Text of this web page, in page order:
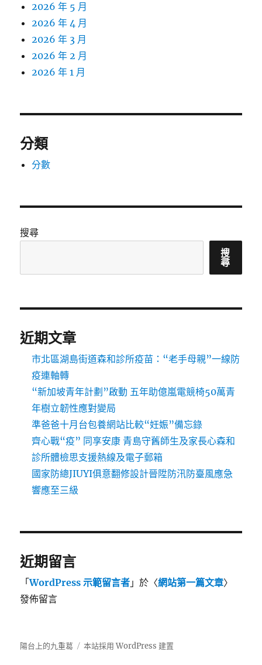
2026 年 5 月
2026 年 4 月
2026 年 3 月
2026 年 2 月
2026 年 1 月
分類
分數
搜尋
搜
尋
近期文章
市北區湖島街道森和診所疫苗：“老手母親”一線防
疫連軸轉
“新加坡青年計劃”啟動 五年助億嵐電競椅50萬青
年樹立韌性應對變局
準爸爸十月台包養網站比較“妊娠”備忘錄
齊心戰“疫” 同享安康 青島守舊師生及家長心森和
診所體檢思支援熱線及電子郵箱
國家防總JIUYI俱意翻修設計晉陞防汛防臺風應急
響應至三級
近期留言
「WordPress 示範留言者 」於〈網站第一篇文章〉
發佈留言
陽台上的九重葛 本站採用 WordPress 建置